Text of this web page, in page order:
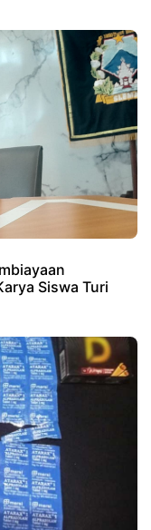
Siswa Turi